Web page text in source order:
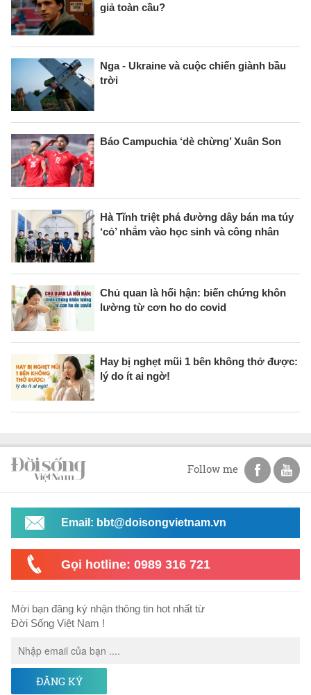
giả toàn cầu?
Nga - Ukraine và cuộc chiến giành bầu
trời
Báo Campuchia ‘dè chừng’ Xuân Son
Hà Tĩnh triệt phá đường dây bán ma túy
‘cỏ’ nhắm vào học sinh và công nhân
Chủ quan là hối hận: biến chứng khôn
lường từ cơn ho do covid
Hay bị nghẹt mũi 1 bên không thở được:
lý do ít ai ngờ!
Follow me
Email: bbt@doisongvietnam.vn
Gọi hotline: 0989 316 721
Mời bạn đăng ký nhận thông tin hot nhất từ
Đời Sống Việt Nam !
ĐĂNG KÝ